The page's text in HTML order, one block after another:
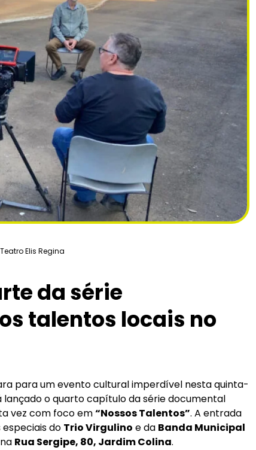
Teatro Elis Regina
da série
talentos locais no
para um evento cultural imperdível nesta quinta-
lançado o quarto capítulo da série documental
vez com foco em“Nossos Talentos”. A entrada
do Trio Virgulino e da Banda Municipal
Rua Sergipe, 80, Jardim Colina.